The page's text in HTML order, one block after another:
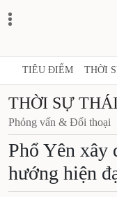
TIÊU ĐIỂM THỜI
THỜI SỰ
Phỏng vấn & Đối thoại
Phổ Yên xây
hướng hiện